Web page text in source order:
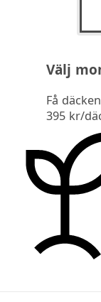
Välj
Få
395 kr/